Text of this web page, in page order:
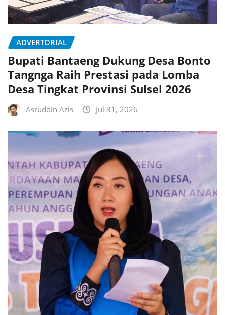
ADVERTORIAL
Bupati Bantaeng Dukung Desa Bonto
Tangnga Raih Prestasi pada Lomba
Desa Tingkat Provinsi Sulsel 2026
Asruddin Azis Jul 31, 2026